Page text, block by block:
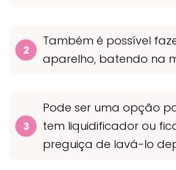
Também é possível
aparelho, batendo na
Pode ser uma opção
tem liquidificador ou
preguiça de lavá-lo